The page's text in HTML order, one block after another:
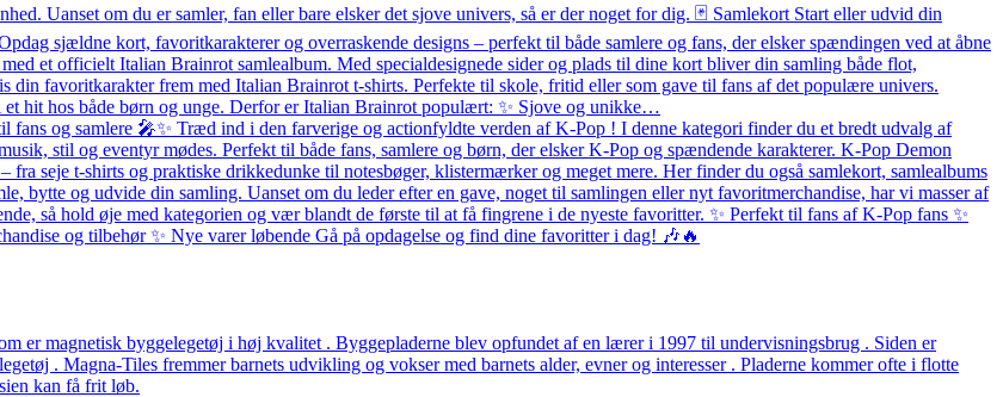
Uanset om du er samler, fan eller bare elsker det sjove univers, så er der noget for dig. 🃏 Samlekort Start eller udvid din
sjældne kort, favoritkarakterer og overraskende designs – perfekt til både samlere og fans, der elsker spændingen ved at åbne
et officielt Italian Brainrot samlealbum. Med specialdesignede sider og plads til dine kort bliver din samling både flot,
din favoritkarakter frem med Italian Brainrot t-shirts. Perfekte til skole, fritid eller som gave til fans af det populære univers.
hit hos både børn og unge. Derfor er Italian Brainrot populært: ✨ Sjove og unikke…
fans og samlere 🎤✨ Træd ind i den farverige og actionfyldte verden af K-Pop ! I denne kategori finder du et bredt udvalg af
stil og eventyr mødes. Perfekt til både fans, samlere og børn, der elsker K-Pop og spændende karakterer. K-Pop Demon
seje t-shirts og praktiske drikkedunke til notesbøger, klistermærker og meget mere. Her finder du også samlekort, samlealbums
bytte og udvide din samling. Uanset om du leder efter en gave, noget til samlingen eller nyt favoritmerchandise, har vi masser af
så hold øje med kategorien og vær blandt de første til at få fingrene i de nyeste favoritter. ✨ Perfekt til fans af K-Pop fans ✨
og tilbehør ✨ Nye varer løbende Gå på opdagelse og find dine favoritter i dag! 🎶🔥
er magnetisk byggelegetøj i høj kvalitet . Byggepladerne blev opfundet af en lærer i 1997 til undervisningsbrug . Siden er
. Magna-Tiles fremmer barnets udvikling og vokser med barnets alder, evner og interesser . Pladerne kommer ofte i flotte
kan få frit løb.